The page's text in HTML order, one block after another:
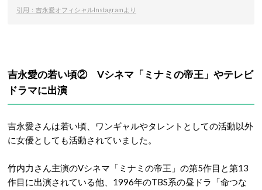
引用：吉永愛オフィシャルInstagramより
吉永愛の若い頃② Vシネマ「ミナミの帝王」やテレビ
ドラマに出演
吉永愛さんは若い頃、ワンギャルやタレントとしての活動以外
に女優としても活動されていました。
竹内力さん主演のVシネマ「ミナミの帝王」の第5作目と第13
作目に出演されている他、1996年のTBS系の昼ドラ「命つな